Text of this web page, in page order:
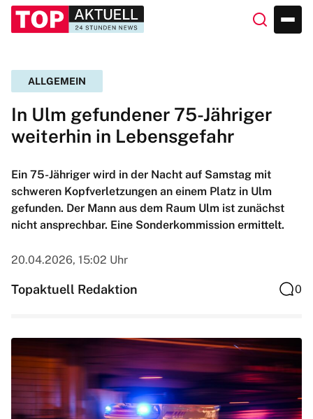
ALLGEMEIN
In Ulm gefundener 75-Jähriger
weiterhin in Lebensgefahr
Ein 75-Jähriger wird in der Nacht auf Samstag mit
schweren Kopfverletzungen an einem Platz in Ulm
gefunden. Der Mann aus dem Raum Ulm ist zunächst
nicht ansprechbar. Eine Sonderkommission ermittelt.
20.04.2026, 15:02 Uhr
Topaktuell Redaktion 0